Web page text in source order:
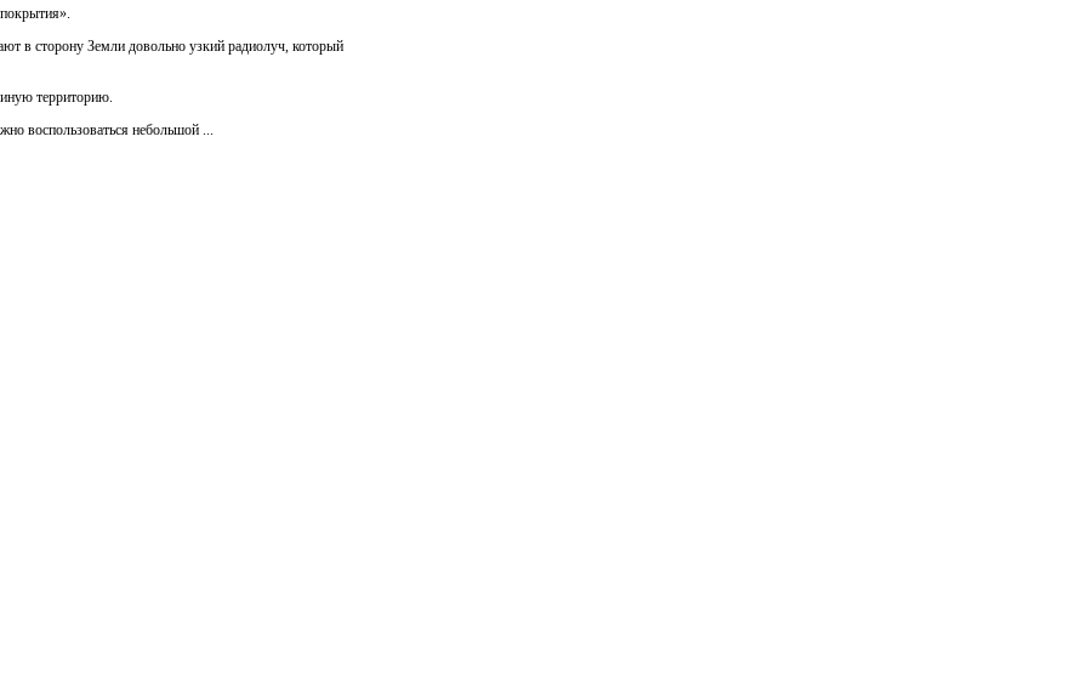
в сторону Земли довольно узкий радиолуч, который
иную территорию.
воспользоваться небольшой ...